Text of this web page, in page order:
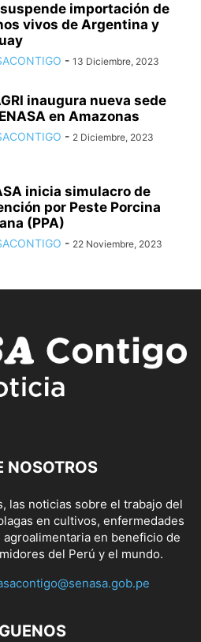
importación de
vivos de Argentina y
- 13 Diciembre, 2023
inaugura nueva sede
en Amazonas
- 2 Diciembre, 2023
inicia simulacro de
por Peste Porcina
(PPA)
- 22 Noviembre, 2023
NOSOTROS
las noticias sobre el trabajo del
en cultivos, enfermedades
en beneficio de
del Perú y el mundo.